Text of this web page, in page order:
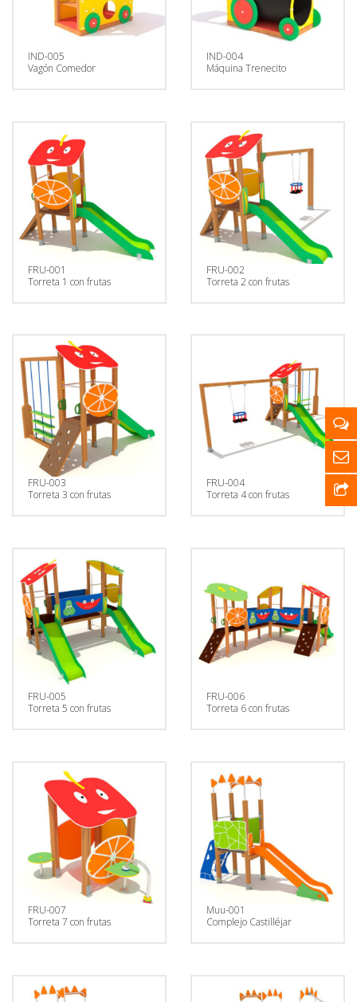
IND-005
Vagón Comedor
IND-004
Máquina Trenecito
FRU-001
Torreta 1 con frutas
FRU-002
Torreta 2 con frutas
FRU-003
Torreta 3 con frutas
FRU-004
Torreta 4 con frutas
FRU-005
Torreta 5 con frutas
FRU-006
Torreta 6 con frutas
FRU-007
Torreta 7 con frutas
Muu-001
Complejo Castilléjar